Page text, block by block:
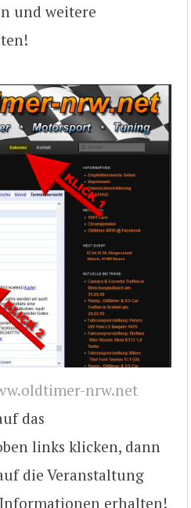
und weitere
nrw.net
das
links klicken, dann
die Veranstaltung
erhalten!